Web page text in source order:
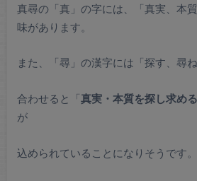
真尋の「真」の字には、「真実、本
味があります。
また、「尋」の漢字には「探す、尋
合わせると「真実・本質を探し求める
が
込められていることになりそうです。